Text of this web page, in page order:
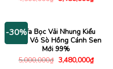
gốc hiện
-30%Sofa Bọc Vải Nhung Kiểu
Dáng Vỏ Sò Hồng Cánh Sen
Mới 99%
5,000,000₫ Giá
gốc
3,480,000₫Giá
hiện